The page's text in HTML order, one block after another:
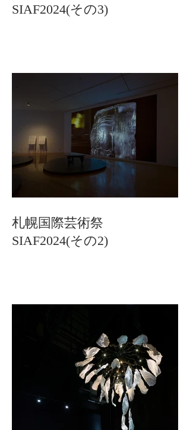
SIAF2024(その3)
札幌国際芸術祭
SIAF2024(その2)